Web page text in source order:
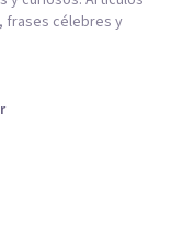
frases célebres y